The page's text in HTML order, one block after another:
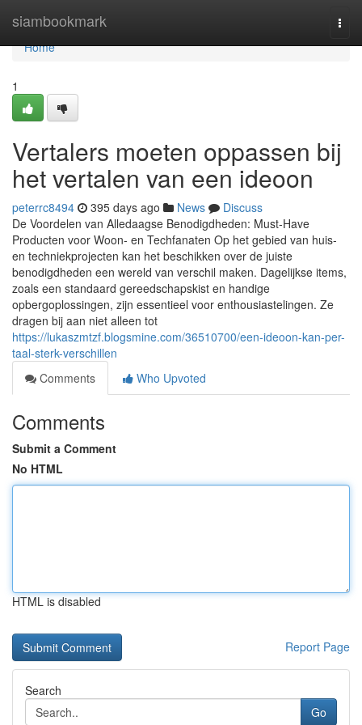
siambookmark
Home
Home
1
Vertalers moeten oppassen bij
het vertalen van een ideoon
peterrc8494 395 days ago News
Discuss
De Voordelen van Alledaagse Benodigdheden: Must-Have
Producten voor Woon- en Techfanaten Op het gebied van huis-
en techniekprojecten kan het beschikken over de juiste
benodigdheden een wereld van verschil maken. Dagelijkse items,
zoals een standaard gereedschapskist en handige
opbergoplossingen, zijn essentieel voor enthousiastelingen. Ze
dragen bij aan niet alleen tot
https://lukaszmtzf.blogsmine.com/36510700/een-ideoon-kan-per-
taal-sterk-verschillen
Comments
Who Upvoted
Comments
Submit a Comment
No HTML
HTML is disabled
Report Page
Search
Go